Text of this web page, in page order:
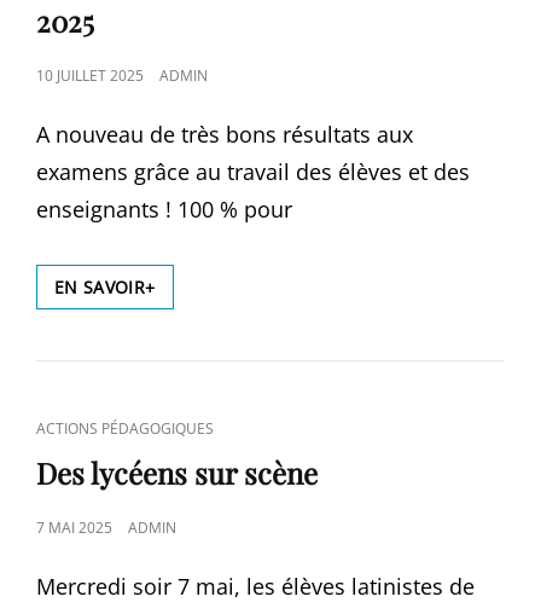
2025
POSTED
10 JUILLET 2025 ADMIN
A nouveau de très bons résultats aux
examens grâce au travail des élèves et des
enseignants ! 100 % pour
EN SAVOIR+RÉSULTATS
AUX
–
CAT
LINKS
ACTIONS PÉDAGOGIQUES
Des lycéens sur scène
POSTED
7 MAI 2025 ADMIN
Mercredi soir 7 mai, les élèves latinistes de